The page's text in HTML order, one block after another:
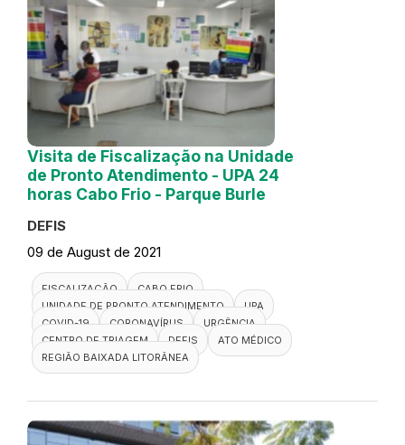
Visita de Fiscalização na Unidade
de Pronto Atendimento - UPA 24
horas Cabo Frio - Parque Burle
DEFIS
09 de August de 2021
FISCALIZAÇÃO
CABO FRIO
UNIDADE DE PRONTO ATENDIMENTO
UPA
COVID-19
CORONAVÍRUS
URGÊNCIA
CENTRO DE TRIAGEM
DEFIS
ATO MÉDICO
REGIÃO BAIXADA LITORÂNEA